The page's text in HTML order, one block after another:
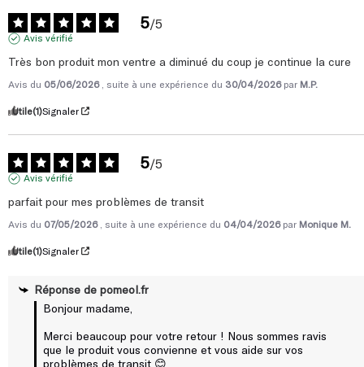
5/5
Avis vérifié
Très bon produit mon ventre a diminué du coup je continue la cure
Avis du 05/06/2026 , suite à une expérience du 30/04/2026 par M.P.
Utile(1)Signaler
5/5
Avis vérifié
parfait pour mes problèmes de transit
Avis du 07/05/2026 , suite à une expérience du 04/04/2026 par Monique M.
Utile(1)Signaler
Réponse de pomeol.fr
Bonjour madame,
Merci beaucoup pour votre retour ! Nous sommes ravis
que le produit vous convienne et vous aide sur vos
problèmes de transit 😊